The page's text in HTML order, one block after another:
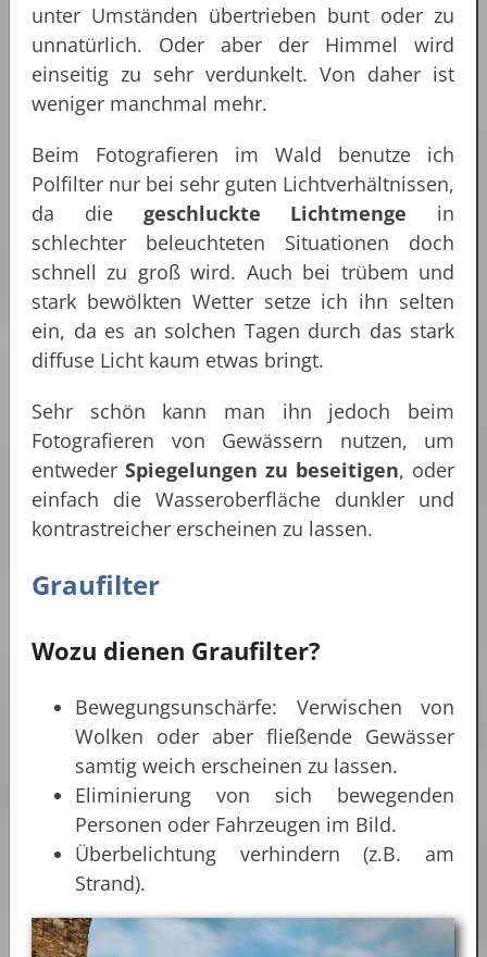
unter Umständen übertrieben bunt oder zu
unnatürlich. Oder aber der Himmel wird
einseitig zu sehr verdunkelt. Von daher ist
weniger manchmal mehr.
Beim Fotografieren im Wald benutze ich
Polfilter nur bei sehr guten Lichtverhältnissen,
da die geschluckte Lichtmenge in
schlechter beleuchteten Situationen doch
schnell zu groß wird. Auch bei trübem und
stark bewölkten Wetter setze ich ihn selten
ein, da es an solchen Tagen durch das stark
diffuse Licht kaum etwas bringt.
Sehr schön kann man ihn jedoch beim
Fotografieren von Gewässern nutzen, um
entweder Spiegelungen zu beseitigen, oder
einfach die Wasseroberfläche dunkler und
kontrastreicher erscheinen zu lassen.
Graufilter
Wozu dienen Graufilter?
Bewegungsunschärfe: Verwischen von
Wolken oder aber fließende Gewässer
samtig weich erscheinen zu lassen.
Eliminierung von sich bewegenden
Personen oder Fahrzeugen im Bild.
Überbelichtung verhindern (z.B. am
Strand).